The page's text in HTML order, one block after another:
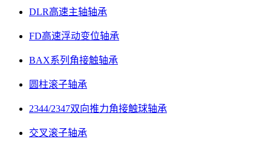
DLR高速主轴轴承
FD高速浮动变位轴承
BAX系列角接触轴承
圆柱滚子轴承
2344/2347双向推力角接触球轴承
交叉滚子轴承